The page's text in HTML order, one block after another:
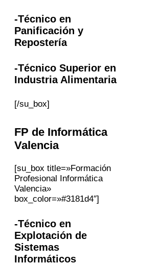
-Técnico en
Panificación y
Repostería
-Técnico Superior en
Industria Alimentaria
[/su_box]
FP de Informática
Valencia
[su_box title=»Formación
Profesional Informática
Valencia»
box_color=»#3181d4″]
-Técnico en
Explotación de
Sistemas
Informáticos